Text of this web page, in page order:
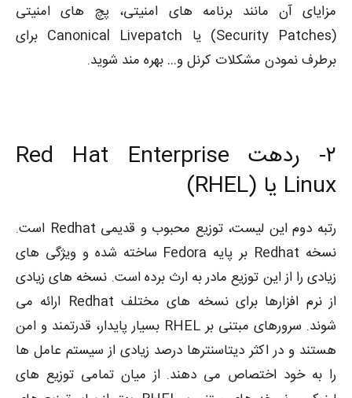
مزایای آن مانند برنامه های امنیتی، پچ های امنیتی
(Security Patches) یا Canonical Livepatch برای
برطرف نمودن مشکلات کرنل و… بهره مند شوید.
۲-
ردهت Red Hat Enterprise
Linux یا (RHEL)
رتبه دوم این لیست، توزیع محبوب و قدیمی Redhat است.
نسخه Redhat بر پایه Fedora ساخته شده و ویژگی های
زیادی را از این توزیع مادر به ارث برده است. نسخه های زیادی
از نرم افزارها برای نسخه های مختلف Redhat ارائه می
شوند. سرورهای مبتنی بر RHEL بسیار پایدار، قدرتمند و امن
هستند و در اکثر دیتاسنترها درصد زیادی از سیستم عامل ها
را به خود اختصاص می دهند. از میان تمامی توزیع های